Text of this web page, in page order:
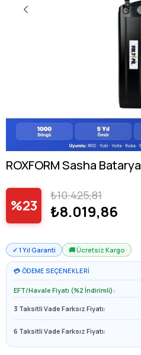
ROXFORM Sasha Batarya
23
₺10.425,81
₺8.019,86
✓ 1 Yıl Garanti 🚚 Ücretsiz Kargo
💳 ÖDEME SEÇENEKLERI
EFT/Havale Fiyatı (%2 İndirimli):
3 Taksitli Vade Farksız Fiyatı:
6 Taksitli Vade Farksız Fiyatı: